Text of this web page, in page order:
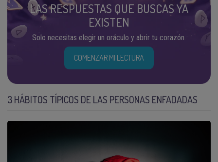
LAS RESPUESTAS QUE BUSCAS YA
EXISTEN
Solo necesitas elegir un oráculo y abrir tu corazón.
COMENZAR MI LECTURA
3 HÁBITOS TÍPICOS DE LAS PERSONAS ENFADADAS